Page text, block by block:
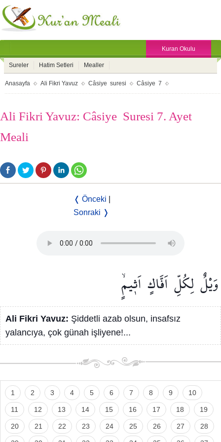
Kuran Okulu
Sureler Hatim Setleri Mealler
Anasayfa Ali Fikri Yavuz Câsiye suresi Câsiye 7
Ali Fikri Yavuz: Câsiye Suresi 7. Ayet
Meali
❬ Önceki
Sonraki ❭
وَيْلٌلِكُلِّاَفَّاكٍاَث۪يمٍۙ
Ali Fikri Yavuz: Şiddetli azab olsun, insafsız
yalancıya, çok günah işliyene!...
1 2 3 4 5 6 7 8 9 10
11 12 13 14 15 16 17 18 19
20 21 22 23 24 25 26 27 28